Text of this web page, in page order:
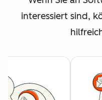
interessiert sind,